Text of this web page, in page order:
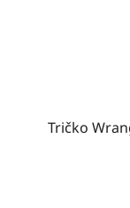
Tričko